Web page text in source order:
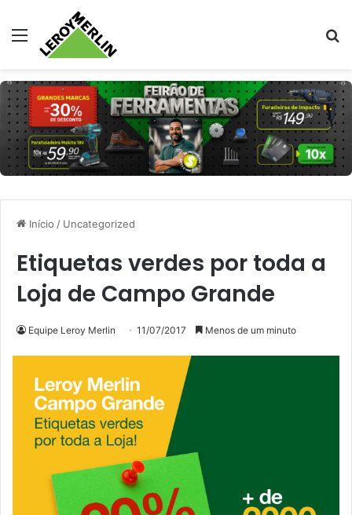
Menu
Início / Uncategorized
Etiquetas verdes por toda a
Loja de Campo Grande
Equipe Leroy Merlin 11/07/2017 Menos de um minuto